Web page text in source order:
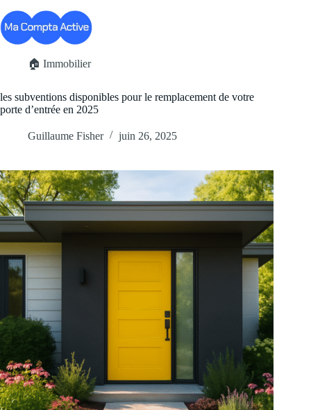
au
contenu
🏠 Immobilier
les subventions disponibles pour le remplacement de votre
porte d’entrée en 2025
Guillaume Fisher juin 26, 2025